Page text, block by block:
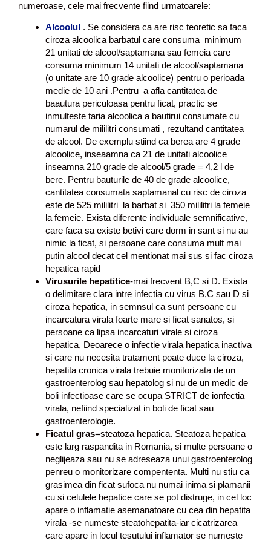
numeroase, cele mai frecvente fiind urmatoarele:
Alcoolul . Se considera ca are risc teoretic sa faca
ciroza alcoolica barbatul care consuma minimum
21 unitati de alcool/saptamana sau femeia care
consuma minimum 14 unitati de alcool/saptamana
(o unitate are 10 grade alcoolice) pentru o perioada
medie de 10 ani .Pentru a afla cantitatea de
baautura periculoasa pentru ficat, practic se
inmulteste taria alcoolica a bautirui consumate cu
numarul de mililitri consumati , rezultand cantitatea
de alcool. De exemplu stiind ca berea are 4 grade
alcoolice, inseaamna ca 21 de unitati alcoolice
inseamna 210 grade de alcool/5 grade = 4,2 l de
bere. Pentru bauturile de 40 de grade alcoolice,
cantitatea consumata saptamanal cu risc de ciroza
este de 525 mililitri la barbat si 350 mililitri la femeie
la femeie. Exista diferente individuale semnificative,
care faca sa existe betivi care dorm in sant si nu au
nimic la ficat, si persoane care consuma mult mai
putin alcool decat cel mentionat mai sus si fac ciroza
hepatica rapid
Virusurile hepatitice-mai frecvent B,C si D. Exista
o delimitare clara intre infectia cu virus B,C sau D si
ciroza hepatica, in semnsul ca sunt persoane cu
incarcatura virala foarte mare si ficat sanatos, si
persoane ca lipsa incarcaturi virale si ciroza
hepatica, Deoarece o infectie virala hepatica inactiva
si care nu necesita tratament poate duce la ciroza,
hepatita cronica virala trebuie monitorizata de un
gastroenterolog sau hepatolog si nu de un medic de
boli infectioase care se ocupa STRICT de ionfectia
virala, nefiind specializat in boli de ficat sau
gastroenterologie.
Ficatul gras=steatoza hepatica. Steatoza hepatica
este larg raspandita in Romania, si multe persoane o
neglijeaza sau nu se adreseaza unui gastroenterolog
penreu o monitorizare compententa. Multi nu stiu ca
grasimea din ficat sufoca nu numai inima si plamanii
cu si celulele hepatice care se pot distruge, in cel loc
apare o inflamatie asemanatoare cu cea din hepatita
virala -se numeste steatohepatita-iar cicatrizarea
care apare in locul tesutului inflamator se numeste